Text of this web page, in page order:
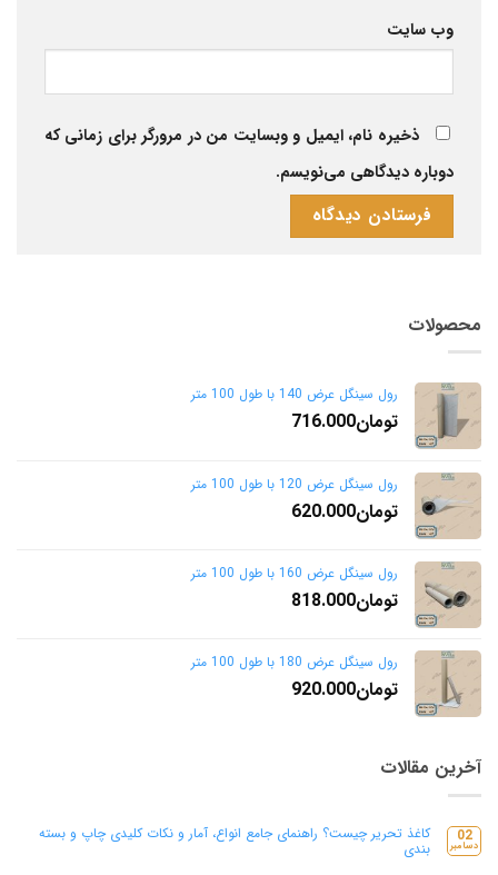
وب‌ سایت
ذخیره نام، ایمیل و وبسایت من در مرورگر برای زمانی که
دوباره دیدگاهی می‌نویسم.
محصولات
رول سینگل عرض 140 با طول 100 متر
تومان716.000
رول سینگل عرض 120 با طول 100 متر
تومان620.000
رول سینگل عرض 160 با طول 100 متر
تومان818.000
رول سینگل عرض 180 با طول 100 متر
تومان920.000
آخرین مقالات
02
دسامبر
کاغذ تحریر چیست؟ راهنمای جامع انواع، آمار و نکات کلیدی چاپ و بسته
بندی